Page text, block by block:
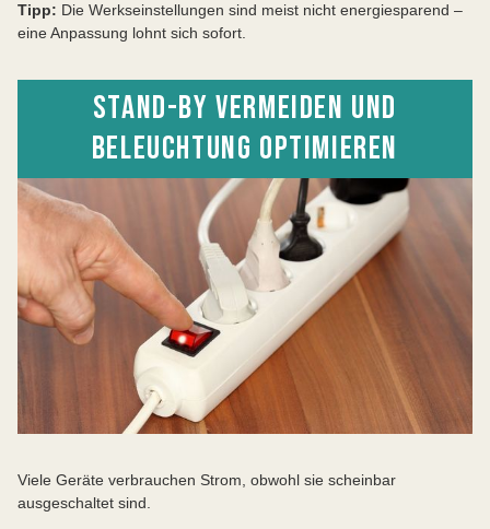
Tipp: Die Werkseinstellungen sind meist nicht energiesparend –
eine Anpassung lohnt sich sofort.
STAND-BY VERMEIDEN UND
BELEUCHTUNG OPTIMIEREN
Viele Geräte verbrauchen Strom, obwohl sie scheinbar
ausgeschaltet sind.